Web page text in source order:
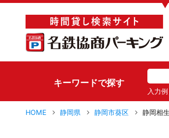
▼
キーワードで探す
入力
HOME 静岡県 静岡市葵区 静岡相